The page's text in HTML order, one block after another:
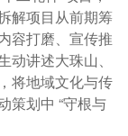
解项目从前期筹
容打磨、宣传推
讲述大珠山、
将地域文化与传
策划中 “守根与